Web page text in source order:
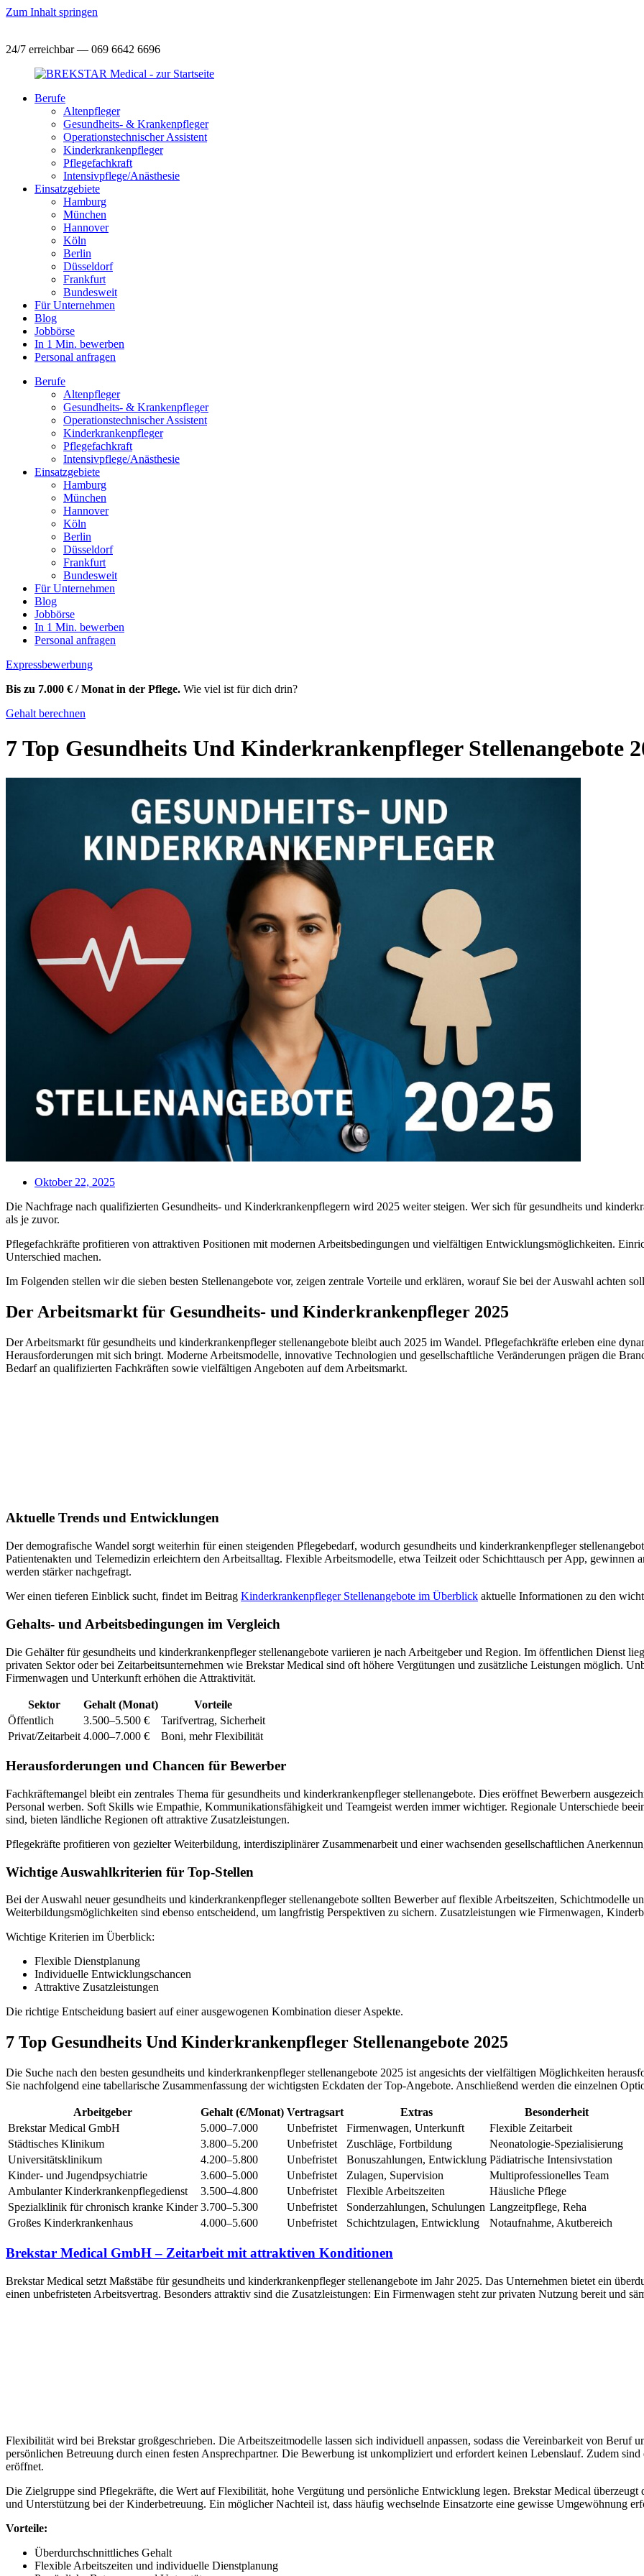
Zum Inhalt springen
24/7 erreichbar — 069 6642 6696
Berufe
Altenpfleger
Gesundheits- & Krankenpfleger
Operationstechnischer Assistent
Kinderkrankenpfleger
Pflegefachkraft
Intensivpflege/Anästhesie
Einsatzgebiete
Hamburg
München
Hannover
Köln
Berlin
Düsseldorf
Frankfurt
Bundesweit
Für Unternehmen
Blog
Jobbörse
In 1 Min. bewerben
Personal anfragen
Berufe
Altenpfleger
Gesundheits- & Krankenpfleger
Operationstechnischer Assistent
Kinderkrankenpfleger
Pflegefachkraft
Intensivpflege/Anästhesie
Einsatzgebiete
Hamburg
München
Hannover
Köln
Berlin
Düsseldorf
Frankfurt
Bundesweit
Für Unternehmen
Blog
Jobbörse
In 1 Min. bewerben
Personal anfragen
Expressbewerbung
Bis zu 7.000 € / Monat in der Pflege. Wie viel ist für dich drin?
Gehalt berechnen
7 Top Gesundheits Und Kinderkrankenpfleger Stellenangebote
Oktober 22, 2025
Die Nachfrage nach qualifizierten Gesundheits- und Kinderkrankenpflegern wird 2025 weiter steigen. Wer sich für gesundheits und
als je zuvor.
Pflegefachkräfte profitieren von attraktiven Positionen mit modernen Arbeitsbedingungen und vielfältigen Entwicklungsmöglichkeiten.
Unterschied machen.
Im Folgenden stellen wir die sieben besten Stellenangebote vor, zeigen zentrale Vorteile und erklären, worauf Sie bei der Auswahl achten
Der Arbeitsmarkt für Gesundheits- und Kinderkrankenpfleger 2025
Der Arbeitsmarkt für gesundheits und kinderkrankenpfleger stellenangebote bleibt auch 2025 im Wandel. Pflegefachkräfte erleben eine
Herausforderungen mit sich bringt. Moderne Arbeitsmodelle, innovative Technologien und gesellschaftliche Veränderungen prägen die
Bedarf an qualifizierten Fachkräften sowie vielfältigen Angeboten auf dem Arbeitsmarkt.
Aktuelle Trends und Entwicklungen
Der demografische Wandel sorgt weiterhin für einen steigenden Pflegebedarf, wodurch gesundheits und kinderkrankenpfleger
Patientenakten und Telemedizin erleichtern den Arbeitsalltag. Flexible Arbeitsmodelle, etwa Teilzeit oder Schichttausch per App, gewinnen
werden stärker nachgefragt.
Wer einen tieferen Einblick sucht, findet im Beitrag Kinderkrankenpfleger Stellenangebote im Überblick aktuelle Informationen zu den
Gehalts- und Arbeitsbedingungen im Vergleich
Die Gehälter für gesundheits und kinderkrankenpfleger stellenangebote variieren je nach Arbeitgeber und Region. Im öffentlichen Dienst
privaten Sektor oder bei Zeitarbeitsunternehmen wie Brekstar Medical sind oft höhere Vergütungen und zusätzliche Leistungen möglich.
Firmenwagen und Unterkunft erhöhen die Attraktivität.
Sektor Gehalt (Monat)
Vorteile
Öffentlich
3.500–5.500 €
Tarifvertrag, Sicherheit
Privat/Zeitarbeit 4.000–7.000 € Boni, mehr Flexibilität
Herausforderungen und Chancen für Bewerber
Fachkräftemangel bleibt ein zentrales Thema für gesundheits und kinderkrankenpfleger stellenangebote. Dies eröffnet Bewerbern
Personal werben. Soft Skills wie Empathie, Kommunikationsfähigkeit und Teamgeist werden immer wichtiger. Regionale Unterschiede
sind, bieten ländliche Regionen oft attraktive Zusatzleistungen.
Pflegekräfte profitieren von gezielter Weiterbildung, interdisziplinärer Zusammenarbeit und einer wachsenden gesellschaftlichen
Wichtige Auswahlkriterien für Top-Stellen
Bei der Auswahl neuer gesundheits und kinderkrankenpfleger stellenangebote sollten Bewerber auf flexible Arbeitszeiten, Schichtmodelle
Weiterbildungsmöglichkeiten sind ebenso entscheidend, um langfristig Perspektiven zu sichern. Zusatzleistungen wie Firmenwagen,
Wichtige Kriterien im Überblick:
Flexible Dienstplanung
Individuelle Entwicklungschancen
Attraktive Zusatzleistungen
Die richtige Entscheidung basiert auf einer ausgewogenen Kombination dieser Aspekte.
7 Top Gesundheits Und Kinderkrankenpfleger Stellenangebote 2025
Die Suche nach den besten gesundheits und kinderkrankenpfleger stellenangebote 2025 ist angesichts der vielfältigen Möglichkeiten
Sie nachfolgend eine tabellarische Zusammenfassung der wichtigsten Eckdaten der Top-Angebote. Anschließend werden die einzelnen
Arbeitgeber Gehalt (€/Monat) Vertragsart Extras
Besonderheit
Brekstar Medical GmbH
5.000–7.000 Unbefristet Firmenwagen, Unterkunft
Flexible Zeitarbeit
Städtisches Klinikum
3.800–5.200 Unbefristet Zuschläge, Fortbildung
Neonatologie-Spezialisierung
Universitätsklinikum
4.200–5.800 Unbefristet Bonuszahlungen, Entwicklung Pädiatrische Intensivstation
Kinder- und Jugendpsychiatrie
3.600–5.000 Unbefristet Zulagen, Supervision
Multiprofessionelles Team
Ambulanter Kinderkrankenpflegedienst
3.500–4.800 Unbefristet Flexible Arbeitszeiten
Häusliche Pflege
Spezialklinik für chronisch kranke Kinder 3.700–5.300 Unbefristet Sonderzahlungen, Schulungen Langzeitpflege, Reha
Großes Kinderkrankenhaus
4.000–5.600 Unbefristet Schichtzulagen, Entwicklung Notaufnahme, Akutbereich
Brekstar Medical GmbH – Zeitarbeit mit attraktiven Konditionen
Brekstar Medical setzt Maßstäbe für gesundheits und kinderkrankenpfleger stellenangebote im Jahr 2025. Das Unternehmen bietet ein
einen unbefristeten Arbeitsvertrag. Besonders attraktiv sind die Zusatzleistungen: Ein Firmenwagen steht zur privaten Nutzung bereit und
Flexibilität wird bei Brekstar großgeschrieben. Die Arbeitszeitmodelle lassen sich individuell anpassen, sodass die Vereinbarkeit von Beruf
persönlichen Betreuung durch einen festen Ansprechpartner. Die Bewerbung ist unkompliziert und erfordert keinen Lebenslauf. Zudem
eröffnet.
Die Zielgruppe sind Pflegekräfte, die Wert auf Flexibilität, hohe Vergütung und persönliche Entwicklung legen. Brekstar Medical überzeugt
und Unterstützung bei der Kinderbetreuung. Ein möglicher Nachteil ist, dass häufig wechselnde Einsatzorte eine gewisse Umgewöhnung
Vorteile:
Überdurchschnittliches Gehalt
Flexible Arbeitszeiten und individuelle Dienstplanung